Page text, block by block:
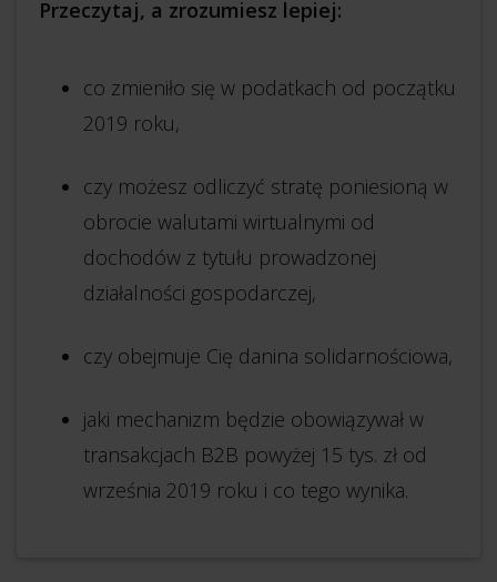
Przeczytaj, a zrozumiesz lepiej:
co zmieniło się w podatkach od początku
2019 roku,
czy możesz odliczyć stratę poniesioną w
obrocie walutami wirtualnymi od
dochodów z tytułu prowadzonej
działalności gospodarczej,
czy obejmuje Cię danina solidarnościowa,
jaki mechanizm będzie obowiązywał w
transakcjach B2B powyżej 15 tys. zł od
września 2019 roku i co tego wynika.